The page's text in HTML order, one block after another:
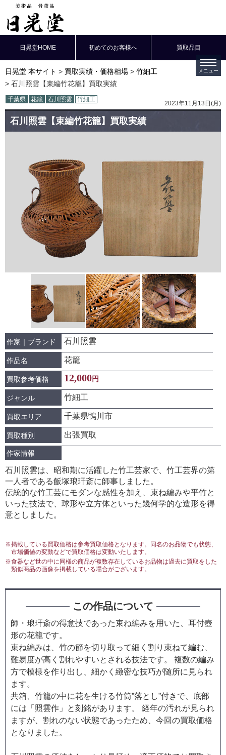
日晃堂HOME 初めてのお客様へ 買取品目
日晃堂 本サイト 買取実績・価格相場
竹細工
石川照雲【束編竹花籠】買取実績
千葉県 花籠 石川照雲 竹細工
2023年11月13日(月)
石川照雲【束編竹花籠】買取実績
作家｜ブランド 石川照雲
作品名 花籠
買取参考価格 12,000円
ジャンル 竹細工
買取エリア 千葉県鴨川市
買取種別 出張買取
作家情報
石川照雲は、昭和期に活躍した竹工芸家で、竹工芸界の第
一人者である飯塚琅玕斎に師事しました。
伝統的な竹工芸にモダンな感性を加え、束ね編みや平竹と
いった技法で、球形や立方体といった幾何学的な造形を得
意としました。
※掲載している買取価格は参考買取価格となります。同名のお品物でも状態、
市場価値の変動などで買取価格は変動いたします。
※食器など世の中に同様の商品が複数存在しているお品物は過去に買取をした
類似商品の画像を掲載している場合がございます。
この作品について
師・琅玕斎の得意技であった束ね編みを用いた、耳付壺
形の花籠です。
束ね編みは、竹の節を切り取って細く割り束ねて編む、
難易度が高く割れやすいとされる技法です。 複数の編み
方で模様を作り出し、細かく緻密な技巧が随所に見られ
ます。
共箱、竹籠の中に花を生ける竹筒”落とし”付きで、底部
には「照雲作」と刻銘があります。 経年の汚れが見られ
ますが、割れのない状態であったため、今回の買取価格
となりました。